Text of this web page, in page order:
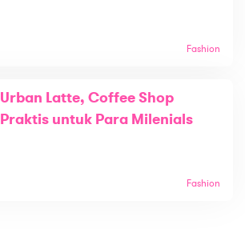
Fashion
Urban Latte, Coffee Shop
Praktis untuk Para Milenials
Fashion